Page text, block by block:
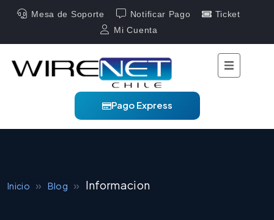
Mesa de Soporte Notificar Pago
Ticket
Mi Cuenta
Pago Express
Inicio » Blog » Informacion